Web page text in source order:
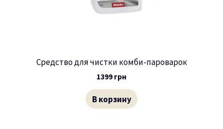
Средство для чистки комби-пароварок
1399 грн
В корзину